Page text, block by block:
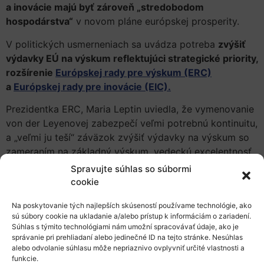
Spravujte súhlas so súbormi
cookie
Na poskytovanie tých najlepších skúseností používame technológie, ako
sú súbory cookie na ukladanie a/alebo prístup k informáciám o zariadení.
Súhlas s týmito technológiami nám umožní spracovávať údaje, ako je
správanie pri prehliadaní alebo jedinečné ID na tejto stránke. Nesúhlas
alebo odvolanie súhlasu môže nepriaznivo ovplyvniť určité vlastnosti a
funkcie.
a inovácie majú byť zároveň „stredobodom
hospodárstva“ v novom pláne európskej prosperity.
V politických usmerneniach sa uvádza potreba zvýšiť
výdavky EÚ na výskum reflektujúci strategické priority,
rozšírenie Európskej rady pre výskum (ERC)
a Európskej rady pre inovácie (EIC).
Prezidentka ERC, Maria Leptin uviedla, že vymenovanie
von der Leyenovej zabezpečí veľmi potrebnú kontinuitu,
a „veľmi ju teší“ záväzok zvýšiť výdavky na výskum so
zameraním na základný výskum, vedeckú excelentnosť
a prevratné inovácie a rozšíriť ERC.
Von der Leyen chce tiež vytvoriť
súkromné partnerstvá, navrhnúť novýeurópsky zákon
o biotechnológiáchako súčasť širšej stratégie pre vedy
o živej prírodea posilniť univerzitné aliancie, ktorých
cieľom je prehĺbiť cezhraničné väzby medzi inštitúciami.